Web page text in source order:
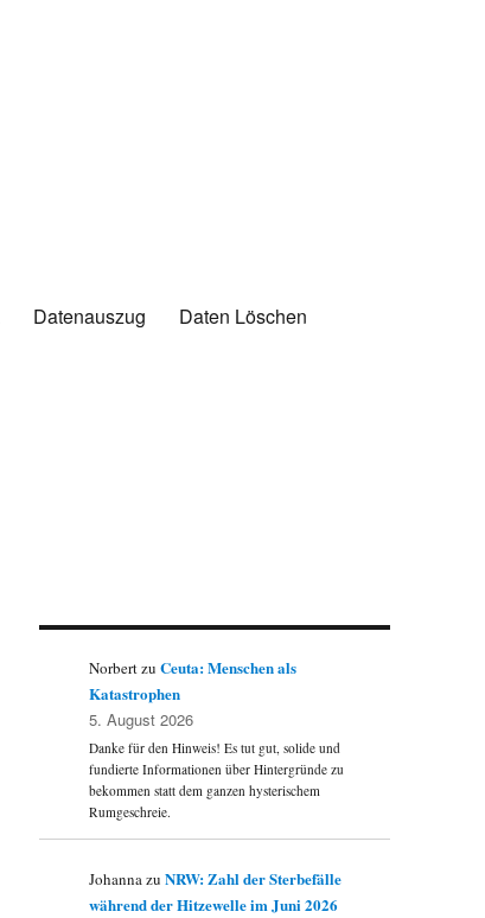
Datenauszug
Daten Löschen
NorbertzuCeuta: Menschen als
Katastrophen
5. August 2026
Danke für den Hinweis! Es tut gut, solide und
fundierte Informationen über Hintergründe zu
bekommen statt dem ganzen hysterischem
Rumgeschreie.
JohannazuNRW: Zahl der Sterbefälle
während der Hitzewelle im Juni 2026